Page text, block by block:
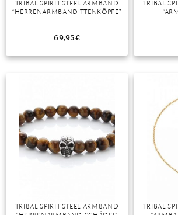
PYRIT
QUARZ
ROSENQUARZ
SAPHIR
TRIBAL SPIRIT STEEL ARMBAND
“HERRENARMBAND TTENKÖPFE”
69,95€
TRIBAL
TRIBAL SPIRIT STEEL ARMBAND
TRIBAL